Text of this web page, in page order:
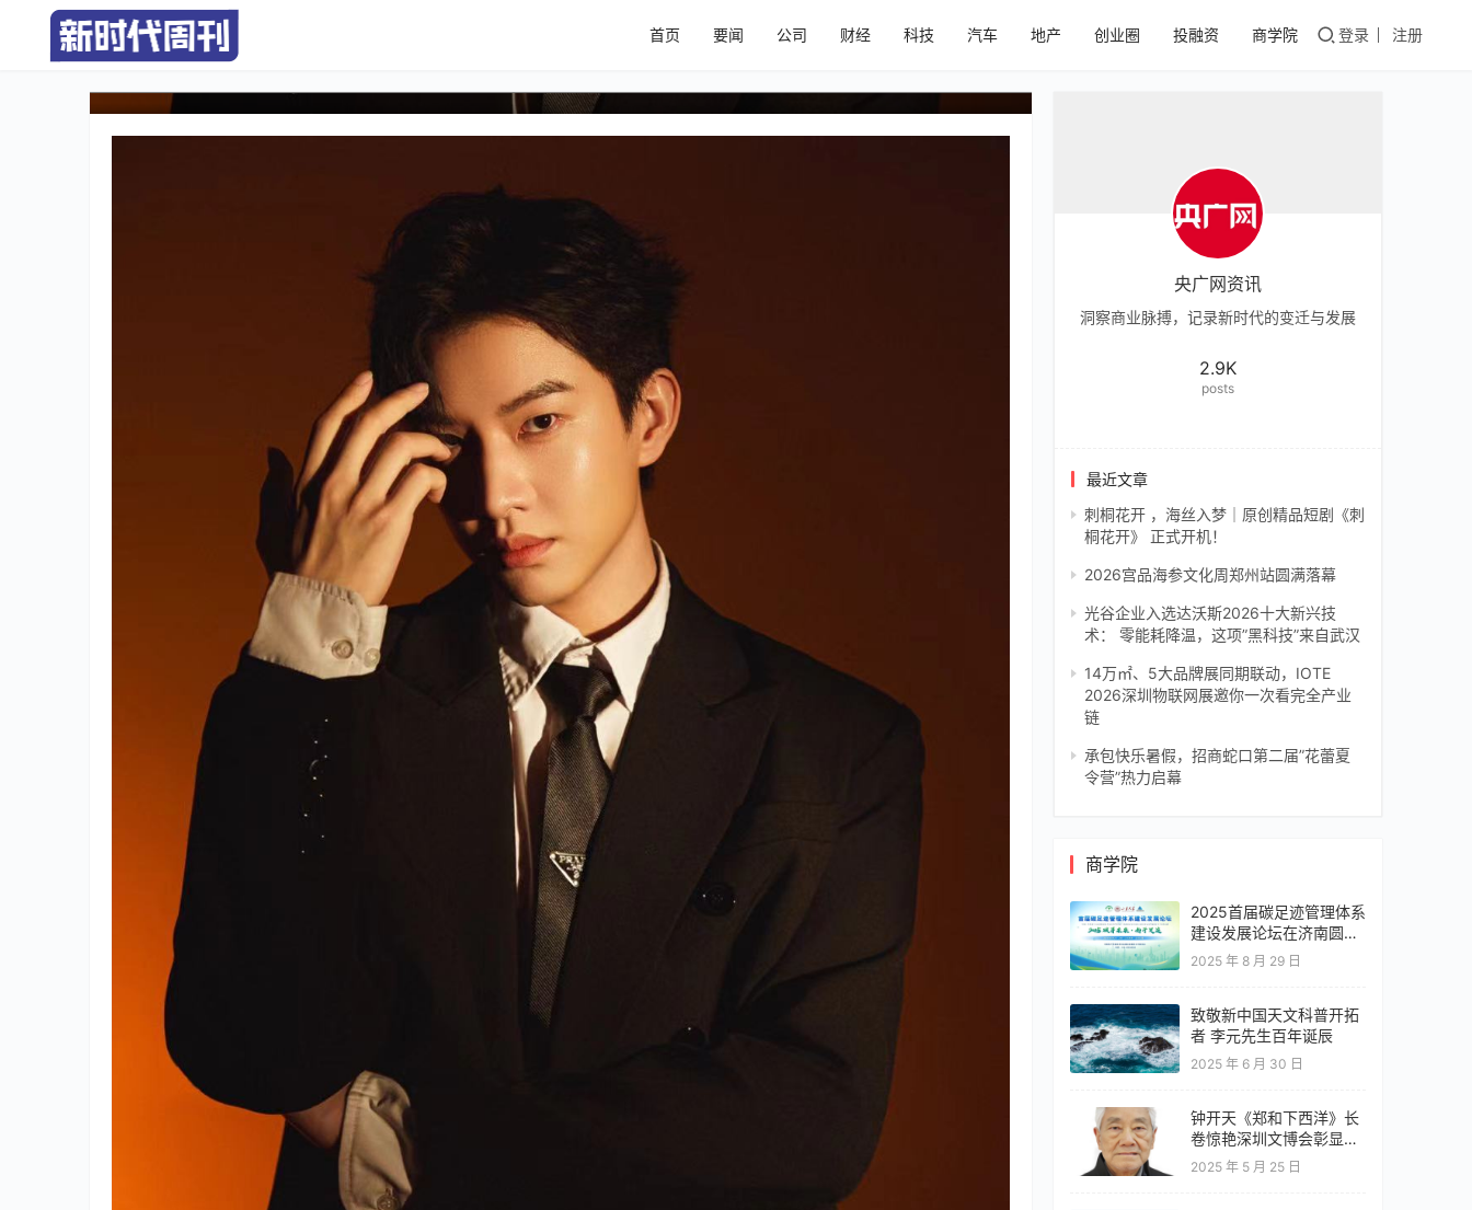
首页 要闻 公司 财经 科技 汽车 地产 创业圈 投融资 商学院 登录 注册
“明日之子”朱泽锋《Stay Around》首张专辑全曲揭晓，开启音
乐生涯新起点
央广网资讯
洞察商业脉搏，记录新时代的变迁与发展
2.9K
posts
最近文章
刺桐花开 ，海丝入梦｜原创精品短剧《刺
桐花开》 正式开机！
2026宫品海参文化周郑州站圆满落幕
光谷企业入选达沃斯2026十大新兴技
术： 零能耗降温，这项”黑科技”来自武汉
14万㎡、5大品牌展同期联动，IOTE
2026深圳物联网展邀你一次看完全产业
链
承包快乐暑假，招商蛇口第二届”花蕾夏
令营”热力启幕
商学院
2025首届碳足迹管理体系
建设发展论坛在济南圆满
落幕，共绘零碳转型新蓝
2025 年 8 月 29 日
致敬新中国天文科普开拓
者 李元先生百年诞辰
2025 年 6 月 30 日
钟开天《郑和下西洋》长
卷惊艳深圳文博会彰显云
南文化自信
2025 年 5 月 25 日